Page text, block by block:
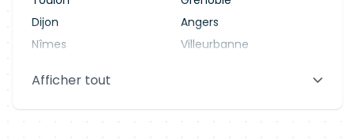
Dijon
Angers
Nîmes
Villeurbanne
Aix-en-Provence
Afficher tout